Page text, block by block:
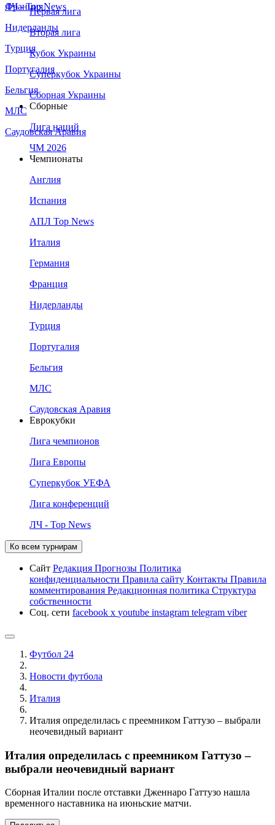
Франция
Нидерланды
Турция
Португалия
Бельгия
МЛС
Саудовская Аравия
ЛЧ - Top News
Первая лига
Вторая лига
Кубок Украины
Суперкубок Украины
Сборная Украины
Сборные
Лига наций
ЧМ 2026
Чемпионаты
Англия
Испания
АПЛ Top News
Италия
Германия
Франция
Нидерланды
Турция
Португалия
Бельгия
МЛС
Саудовская Аравия
Еврокубки
Лига чемпионов
Лига Европы
Суперкубок УЕФА
Лига конференций
ЛЧ - Top News
Ко всем турнирам
Сайт Редакция Прогнозы Политика
конфиденциальности Правила сайту Контакты Правила
комментирования Редакционная политика Структура
собственности
Соц. сети facebook x youtube instagram telegram viber
Футбол 24
Новости футбола
Италия
Италия определилась с преемником Гаттузо – выбрали
неочевидный вариант
Италия определилась с преемником Гаттузо –
выбрали неочевидный вариант
Сборная Италии после отставки Дженнаро Гаттузо нашла
временного наставника на июньские матчи.